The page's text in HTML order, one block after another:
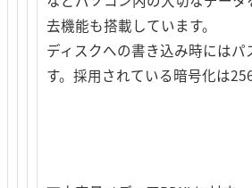
去機能も搭載しています。
ディスクへの書き込み時には
す。採用されている暗号化は